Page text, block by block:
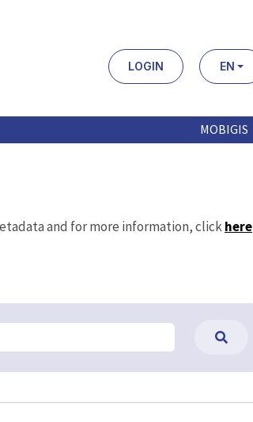
LOGIN EN
MOBIGIS
and for more information, clickhere